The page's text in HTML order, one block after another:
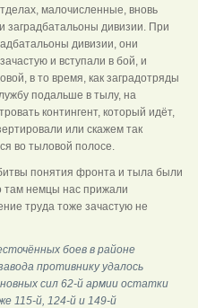
малочисленные, вновь
заградбатальоны дивизии. При
дивизии, они
и вступали в бой, и
в то время, как заградотряды
подальше в тылу, на
контингент, который идёт,
или скажем так
во тыловой полосе.
понятия фронта и тыла были
там немцы нас прижали
труда тоже зачастую не
боев в районе
противнику удалось
сил 62-й армии остатки
115-й, 124-й и 149-й